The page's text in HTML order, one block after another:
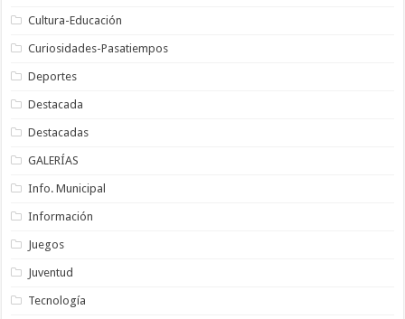
Cultura-Educación
Curiosidades-Pasatiempos
Deportes
Destacada
Destacadas
GALERÍAS
Info. Municipal
Información
Juegos
Juventud
Tecnología